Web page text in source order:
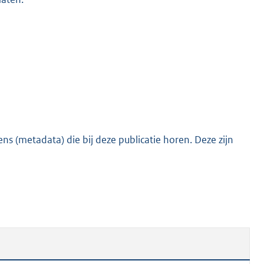
(metadata) die bij deze publicatie horen. Deze zijn